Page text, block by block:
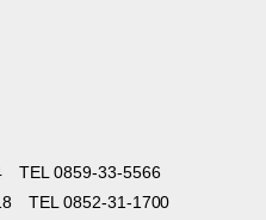
TEL 0859-33-5566
TEL 0852-31-1700